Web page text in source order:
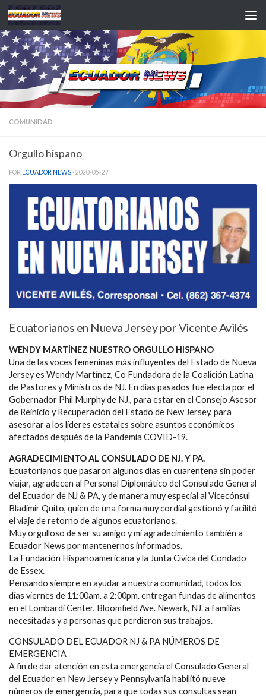
Saltar al contenido
COMUNIDAD
Orgullo hispano
POR ECUADOR NEWS · 2020-05-27
Ecuatorianos en Nueva Jersey por Vicente Avilés
WENDY MARTÍNEZ NUESTRO ORGULLO HISPANO
Una de las voces femeninas más influyentes del Estado de Nueva
Jersey es Wendy Martínez, Co Fundadora de la Coalición Latina
de Pastores y Ministros de NJ. En días pasados fue electa por el
Gobernador Phil Murphy de NJ., para estar en el Consejo Asesor
de Reinicio y Recuperación del Estado de New Jersey, para
asesorar a los líderes estatales sobre asuntos económicos
afectados después de la Pandemia COVID-19.
AGRADECIMIENTO AL CONSULADO DE NJ. Y PA.
Ecuatorianos que pasaron algunos días en cuarentena sin poder
viajar, agradecen al Personal Diplomático del Consulado General
del Ecuador de NJ & PA, y de manera muy especial al Vicecónsul
Bladimir Quito, quien de una forma muy cordial gestionó y facilitó
el viaje de retorno de algunos ecuatorianos.
Muy orgulloso de ser su amigo y mi agradecimiento también a
Ecuador News por mantenernos informados.
La Fundación Hispanoamericana y la Junta Cívica del Condado
de Essex.
Pensando siempre en ayudar a nuestra comunidad, todos los
días viernes de 11:00am. a 2:00pm. entregan fundas de alimentos
en el Lombardi Center, Bloomfield Ave. Newark, NJ. a familias
necesitadas y a personas que perdieron sus trabajos.
CONSULADO DEL ECUADOR NJ & PA NÚMEROS DE
EMERGENCIA
A fin de dar atención en esta emergencia el Consulado General
del Ecuador en New Jersey y Pennsylvania habilitó nueve
números de emergencia, para que todas sus consultas sean